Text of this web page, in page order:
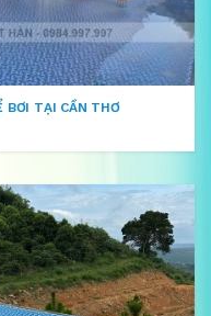
BƠI TẠI CẦN THƠ